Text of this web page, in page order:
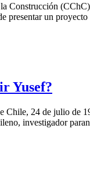
Construcción
presentar un proyecto
Yusef?
Chile, 24 de julio de
investigador